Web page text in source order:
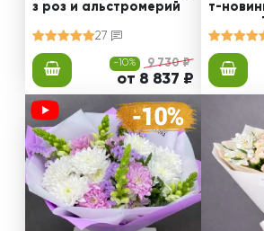
з роз и альстромерий
27
-10% 9 730 ₽
от 8 837 ₽
т-